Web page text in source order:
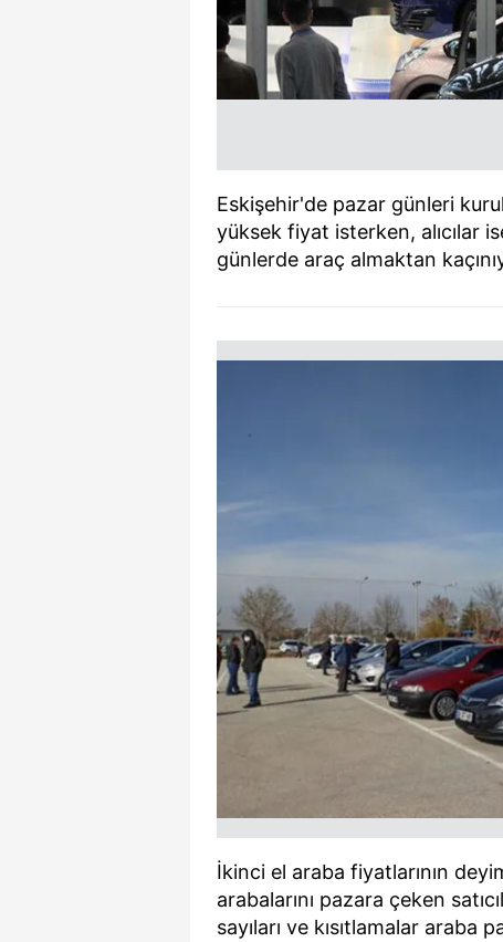
Eskişehir'de pazar günleri
yüksek fiyat isterken, alıcılar
günlerde araç almaktan
İkinci el araba fiyatlarının
arabalarını pazara çeken
sayıları ve kısıtlamalar araba